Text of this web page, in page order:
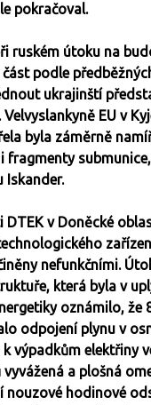
pokračoval.
ruském útoku na
podle
ukrajinští
EU v
byla záměrně
fragmenty
Iskander.
DTEK v Doněcké
nefunkčními.
která byla v
oznámilo, že
odpojení plynu v
výpadkům elektřiny
a plošná
hodinové